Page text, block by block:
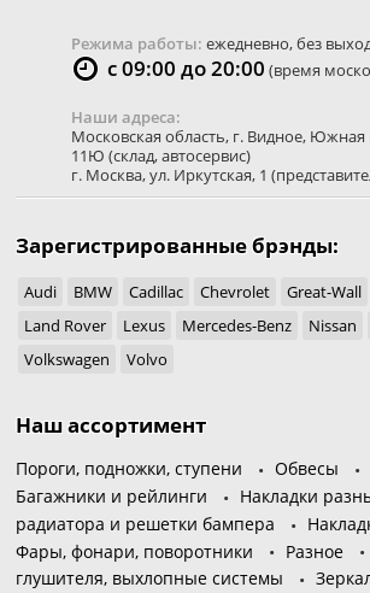
Режима работы: ежедневно, без
с 09:00 до 20:00 (время
Наши адреса:
Московская область, г. Видное, Южная
11Ю (склад, автосервис)
г. Москва,ул. Иркутская, 1
Зарегистрированные брэнды:
Audi BMW Cadillac Chevrolet Great-Wall
Land Rover
Lexus Mercedes-Benz Nissan
Volkswagen
Volvo
Наш ассортимент
Пороги, подножки, ступени Обвесы
Багажники и рейлинги
Накладки
радиатора и решетки бампера
Фары, фонари, поворотники
Разное
глушителя, выхлопные системы